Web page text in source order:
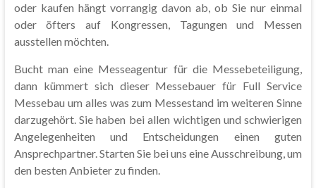
oder kaufen hängt vorrangig davon ab, ob Sie nur einmal
oder öfters auf Kongressen, Tagungen und Messen
ausstellen möchten.
Bucht man eine Messeagentur für die Messebeteiligung,
dann kümmert sich dieser Messebauer für Full Service
Messebau um alles was zum Messestand im weiteren Sinne
darzugehört. Sie haben bei allen wichtigen und schwierigen
Angelegenheiten und Entscheidungen einen guten
Ansprechpartner. Starten Sie bei uns eine Ausschreibung, um
den besten Anbieter zu finden.